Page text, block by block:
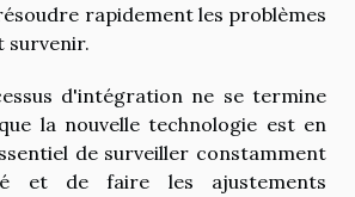
rapidement les problèmes
survenir.
d'intégration ne se termine
la nouvelle technologie est en
de surveiller constamment
et de faire les ajustements